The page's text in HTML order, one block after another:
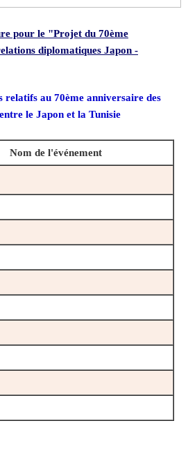
pour le "Projet du 70ème
diplomatiques Japon -
au 70ème anniversaire des
le Japon et la Tunisie
Nom de l'événement